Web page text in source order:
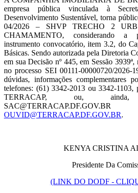
empresa pública vinculada à
Desenvolvimento Sustentável, torna
04/2026 – SHVP TRECHO 2
CHAMAMENTO, considerando a
instrumento convocatório, item 3.2, do
Básicas. Sendo autorizada pela Diretoria
em sua Decisão nº 445, em Sessão
no processo SEI 00111-00000720/2026-
dúvidas, informações complementares
telefones: (61) 3342-2013 ou 3342-1103,
TERRACAP, ou,
OUVID@TERRACAP.DF.GOV.BR.
KENYA CRISTINA
Presidente Da
(LINK DO DODF -